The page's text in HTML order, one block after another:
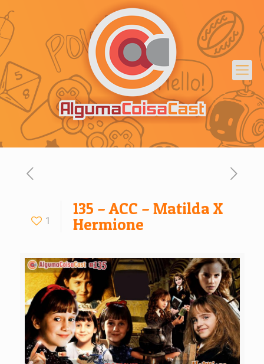
1
135 – ACC – Matilda X
Hermione